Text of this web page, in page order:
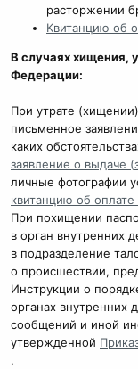
расторжении
Квитанцию об
В случаях хищения,
Федерации:
При утрате
письменное
каких
заявление о выдаче
личные фотографии
квитанцию об
При похищении
в орган внутренних
в подразделение
о происшествии,
Инструкции о
органах внутренних
сообщений и иной
утвержденной
.